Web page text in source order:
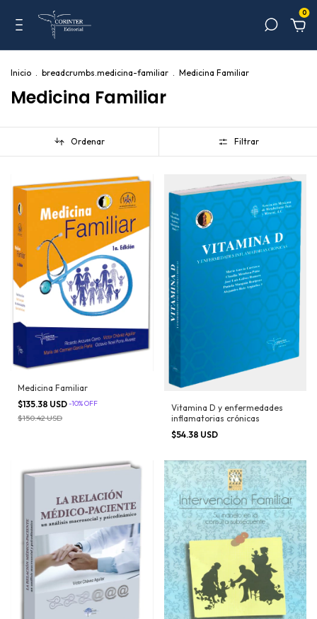
0
Inicio . breadcrumbs.medicina-familiar . Medicina Familiar
Medicina Familiar
Ordenar Filtrar
Medicina Familiar
$135.38 USD-10%OFF
$150.42 USD
Vitamina D y enfermedades
inflamatorias crónicas
$54.38 USD